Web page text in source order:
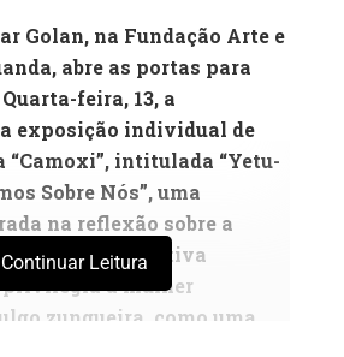
Golan, na Fundação Arte e
abre as portas para
feira, 13, a
exposição individual de
“Camoxi”, intitulada “Yetu-
Sobre Nós”, uma
na reflexão sobre a
identidade colectiva
privilegia a mulher
zungueira, como uma
Continuar Leitura